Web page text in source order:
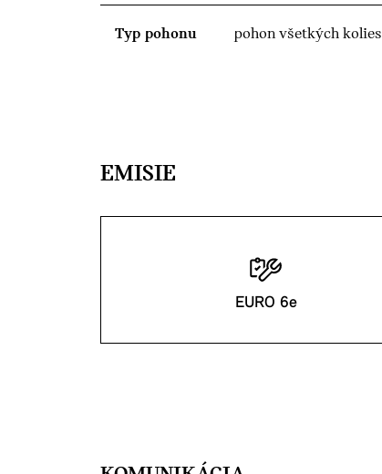
Typ pohonu pohon všetkých kolies
EMISIE
EURO 6e